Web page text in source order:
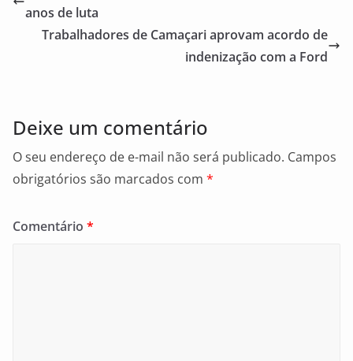
b
o
anos de luta
Trabalhadores de Camaçari aprovam acordo de
indenização com a Ford
Deixe um comentário
O seu endereço de e-mail não será publicado. Campos
obrigatórios são marcados com *
Comentário *